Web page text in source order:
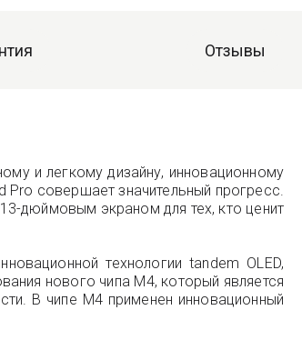
Отзывы
и легкому дизайну, инновационному
Pro совершает значительный прогресс.
дюймовым экраном для тех, кто ценит
технологии tandem OLED,
нового чипа M4, который является
В чипе M4 применен инновационный